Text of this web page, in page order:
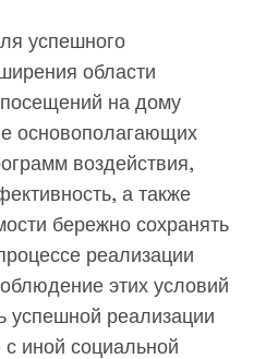
успешного
области
на дому
основополагающих
воздействия,
а также
бережно сохранять
реализации
этих условий
успешной реализации
иной социальной